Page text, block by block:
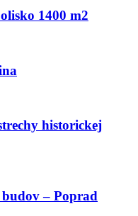
1400 m2
historickej
– Poprad